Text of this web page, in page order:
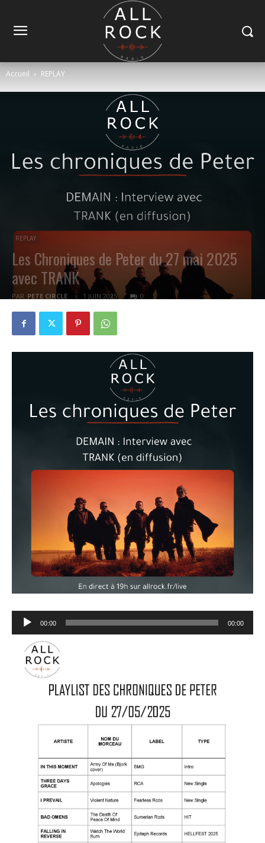
Accueil REPLAY
REPLAY
Les Chroniques de Peter du 27 mai 2025
avec TRANK
PAR PETE CIRCLE 1 JUIN 2025 0
Lecteur
audio
00:00 00:00